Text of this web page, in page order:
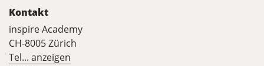
Kontakt
inspire Academy
CH-8005 Zürich
Tel... anzeigen